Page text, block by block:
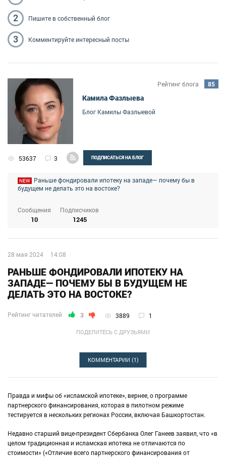
2 Пишитев собственный блог
3 Комментируйтеинтересный посты
Камила Фазлыева
Блог Камилы Фазлыевой
53637 3 ПОДПИСАТЬСЯ НА БЛОГ
Сообщения
10
Подписчиков
1245
NEW
Раньше фондировали ипотеку на западе— почему бы в
будущем не делать это на востоке?
Рейтинг блога 85
28 мая 2024 14:08
ПОДЕЛИТЕСЬ С ДРУЗЬЯМИ
РАНЬШЕ ФОНДИРОВАЛИ ИПОТЕКУ НА
ЗАПАДЕ— ПОЧЕМУ БЫ В БУДУЩЕМ НЕ
ДЕЛАТЬ ЭТО НА ВОСТОКЕ?
Рейтинг читателей 3 3889 1
КОММЕНТАРИИ (1)
Правда и мифы об «исламской ипотеке», вернее, о программе
партнерского финансирования, которая в пилотном режиме
тестируется в нескольких регионах России, включая Башкортостан.
Недавно старший вице-президент Сбербанка Олег Ганеев заявил, что «в
целом традиционная и исламская ипотека не отличаются по
стоимости» («Отличие всего партнерского финансирования от